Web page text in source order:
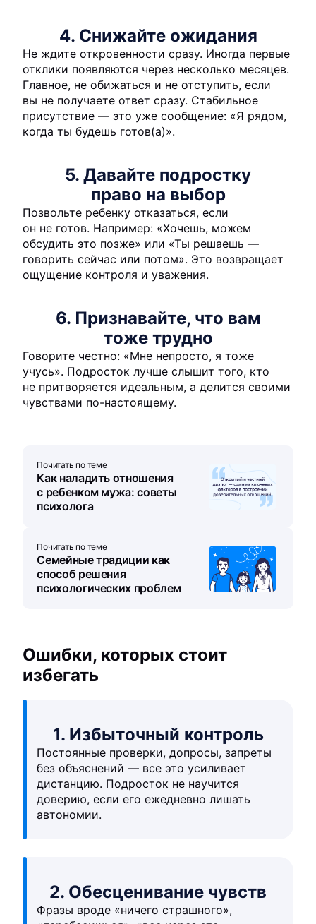
4. Снижайте ожидания
Не ждите откровенности сразу. Иногда первые
отклики появляются через несколько месяцев.
Главное, не обижаться и не отступить, если
вы не получаете ответ сразу. Стабильное
присутствие — это уже сообщение: «Я рядом,
когда ты будешь готов(а)».
5. Давайте подростку
право на выбор
Позвольте ребенку отказаться, если
он не готов. Например: «Хочешь, можем
обсудить это позже» или «Ты решаешь —
говорить сейчас или потом». Это возвращает
ощущение контроля и уважения.
6. Признавайте, что вам
тоже трудно
Говорите честно: «Мне непросто, я тоже
учусь». Подросток лучше слышит того, кто
не притворяется идеальным, а делится своими
чувствами по-настоящему.
Почитать по теме
Как наладить отношения
с ребенком мужа: советы
психолога
Почитать по теме
Семейные традиции как
способ решения
психологических проблем
Ошибки, которых стоит
избегать
1. Избыточный контроль
Постоянные проверки, допросы, запреты
без объяснений — все это усиливает
дистанцию. Подросток не научится
доверию, если его ежедневно лишать
автономии.
2. Обесценивание чувств
Фразы вроде «ничего страшного»,